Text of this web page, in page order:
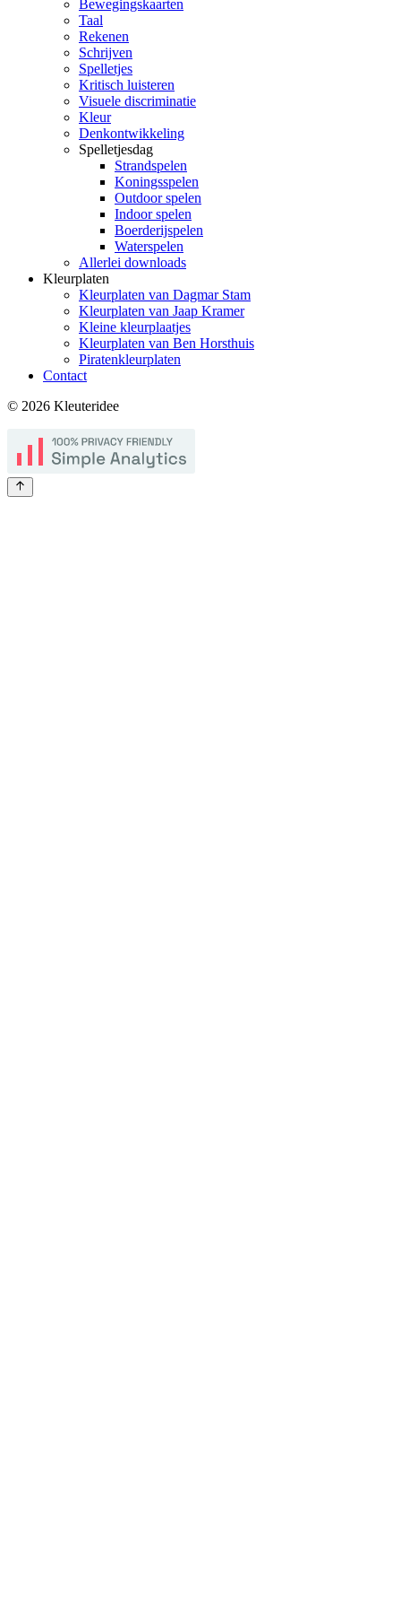
Bewegingskaarten
Taal
Rekenen
Schrijven
Spelletjes
Kritisch luisteren
Visuele discriminatie
Kleur
Denkontwikkeling
Spelletjesdag
Strandspelen
Koningsspelen
Outdoor spelen
Indoor spelen
Boerderijspelen
Waterspelen
Allerlei downloads
Kleurplaten
Kleurplaten van Dagmar Stam
Kleurplaten van Jaap Kramer
Kleine kleurplaatjes
Kleurplaten van Ben Horsthuis
Piratenkleurplaten
Contact
© 2026 Kleuteridee